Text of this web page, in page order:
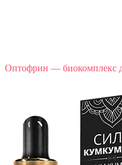
Оптофрин — биокомплекс